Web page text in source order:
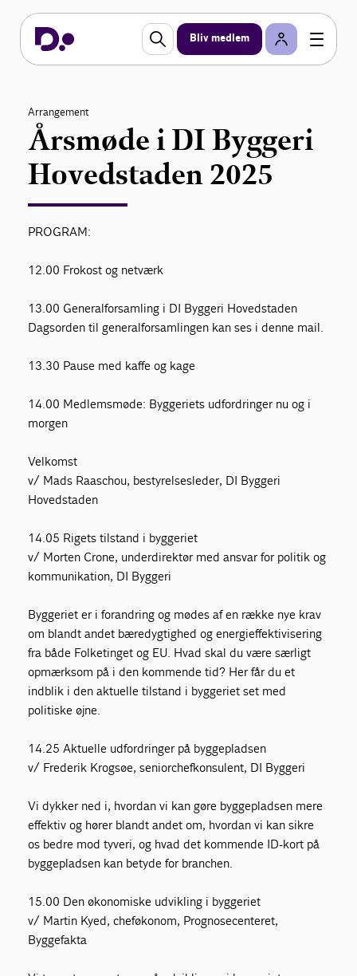
Bliv medlem
Arrangement
Årsmøde i DI Byggeri
Hovedstaden 2025
PROGRAM:
12.00 Frokost og netværk
13.00 Generalforsamling i DI Byggeri Hovedstaden
Dagsorden til generalforsamlingen kan ses i denne mail.
13.30 Pause med kaffe og kage
14.00 Medlemsmøde: Byggeriets udfordringer nu og i
morgen
Velkomst
v/ Mads Raaschou, bestyrelsesleder, DI Byggeri
Hovedstaden
14.05 Rigets tilstand i byggeriet
v/ Morten Crone, underdirektør med ansvar for politik og
kommunikation, DI Byggeri
Byggeriet er i forandring og mødes af en række nye krav
om blandt andet bæredygtighed og energieffektivisering
fra både Folketinget og EU. Hvad skal du være særligt
opmærksom på i den kommende tid? Her får du et
indblik i den aktuelle tilstand i byggeriet set med
politiske øjne.
14.25 Aktuelle udfordringer på byggepladsen
v/ Frederik Krogsøe, seniorchefkonsulent, DI Byggeri
Vi dykker ned i, hvordan vi kan gøre byggepladsen mere
effektiv og hører blandt andet om, hvordan vi kan sikre
os bedre mod tyveri, og hvad det kommende ID-kort på
byggepladsen kan betyde for branchen.
15.00 Den økonomiske udvikling i byggeriet
v/ Martin Kyed, cheføkonom, Prognosecenteret,
Byggefakta